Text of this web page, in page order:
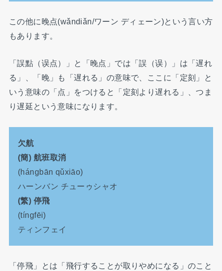
この他に晚点(wǎndiǎn/ワーン ディェーン)という言い方
もあります。
「誤點（误点）」と「晚点」では「誤（误）」は「遅れ
る」、「晚」も「遅れる」の意味で、ここに「定刻」と
いう意味の「点」をつけると「定刻より遅れる」、つま
り遅延という意味になります。
欠航
(簡) 航班取消
(hángbān qǔxiāo)
ハーンバン チューゥシャオ
(繁) 停飛
(tíngfēi)
ティンフェイ
「停飛」とは「飛行することが取りやめになる」のこと